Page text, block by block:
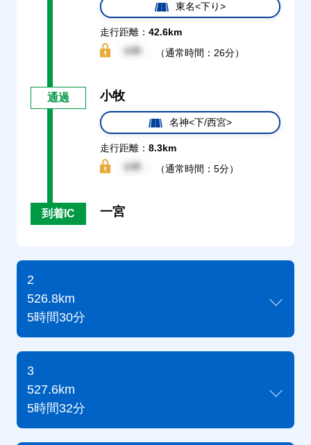
東名<下り>
走行距離： 42.6km
（通常時間：26分）
通過 小牧
名神<下/西宮>
走行距離： 8.3km
（通常時間：5分）
到着IC 一宮
2
526.8km
5時間30分
3
527.6km
5時間32分